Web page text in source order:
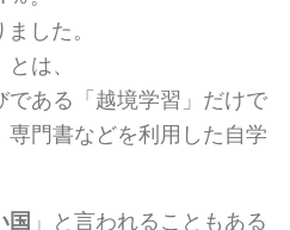
した。
は、
ある「越境学習」だけで
門書などを利用した自学
国 」と言われることもある